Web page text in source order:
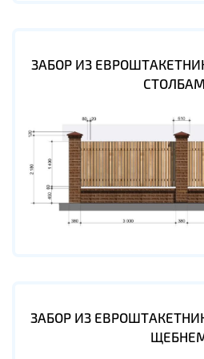
ЗАБОР ИЗ
ЗАБОР ИЗ